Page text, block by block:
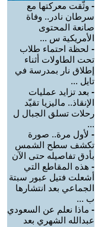
- وثّقت معركتها مع
سرطان نادر.. وفاة
صانعة المحتوى
الأمريكية س ...
- لحظة احتماء طلاب
تحت الطاولات أثناء
إطلاق نار بمدرسة في
تايل ...
- بعد تزايد عمليات
الإنقاذ.. ماليزيا تقيّد
رحلات تسلق الجبال ل
...
- لأول مرة.. صورة
تكشف سطح الشمس
بأدق تفاصيله حتى الآن
- هذه المقاطع التي
أشعلت فتيل عبور سبتة
الجماعي بعد انتشارها
ب ...
- ماذا نعلم عن السعودي
عبدالله الشهري بعد